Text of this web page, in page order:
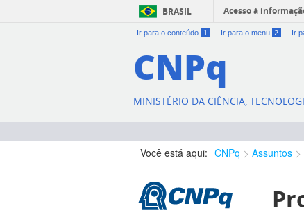
BRASIL Acesso à
Ir para o conteúdo 1 Ir para o menu 2 Ir
CNPq
MINISTÉRIO DA CIÊNCIA,
Você está aqui: CNPq Assuntos